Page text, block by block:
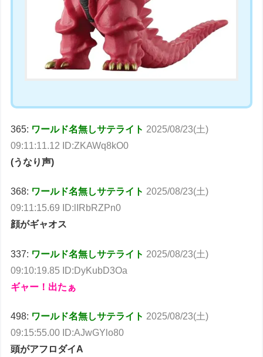
365: ワールド名無しサテライト 2025/08/23(土)
09:11:11.12 ID:ZKAWq8kO0
(うなり声)
368: ワールド名無しサテライト 2025/08/23(土)
09:11:15.69 ID:lIRbRZPn0
顔がギャオス
337: ワールド名無しサテライト 2025/08/23(土)
09:10:19.85 ID:DyKubD3Oa
ギャー！出たぁ
498: ワールド名無しサテライト 2025/08/23(土)
09:15:55.00 ID:AJwGYlo80
頭がアフロダイA